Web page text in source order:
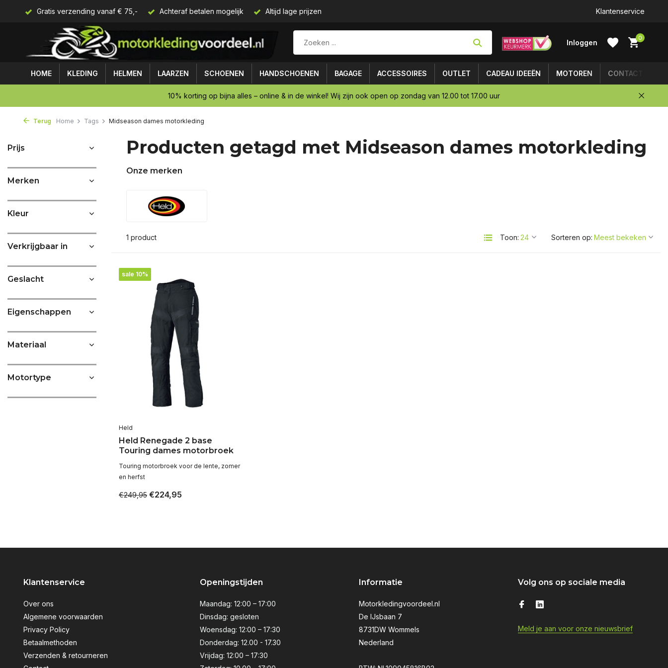
Gratis verzending vanaf € 75,- Achteraf betalen mogelijk Altijd lage prijzen Klantenservice
Inloggen
aanmaken
0
HOME KLEDING HELMEN LAARZEN SCHOENEN HANDSCHOENEN BAGAGE ACCESSOIRES OUTLET CADEAU IDEEËN MOTOREN CONTACT
10% korting op bijna alles – online & in de winkel! Wij zijn ook open op zondag van 12.00 tot 17.00 uur
Terug Home Tags Midseason dames motorkleding
Prijs
Merken
Kleur
Verkrijgbaar in
Geslacht
Eigenschappen
Materiaal
Motortype
Producten getagd met Midseason dames motorkleding
Onze merken
1 product Toon: Sorteren op:
sale 10%
Held
Held Renegade 2 base
Touring dames motorbroek
Touring motorbroek voor de lente, zomer
en herfst
€249,95 €224,95
Klantenservice
Over ons
Algemene voorwaarden
Privacy Policy
Betaalmethoden
Verzenden & retourneren
Openingstijden
Maandag: 12:00 – 17:00
Dinsdag: gesloten
Woensdag: 12:00 – 17:30
Donderdag: 12.00 - 17.30
Vrijdag: 12:00 – 17:30
Informatie
Motorkledingvoordeel.nl
De IJsbaan 7
8731DW Wommels
Nederland
Volg ons op sociale media
Meld je aan voor onze nieuwsbrief